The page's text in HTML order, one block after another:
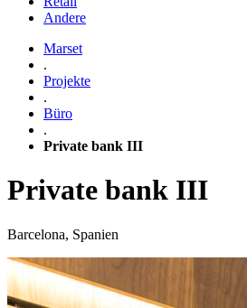
Andere
Marset
.
Projekte
.
Büro
.
Private bank III
Private bank III
Barcelona, Spanien